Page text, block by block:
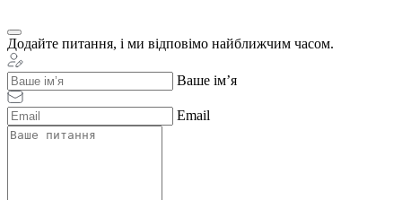
Додайте питання, і ми відповімо найближчим часом.
Ваше ім’я
Email